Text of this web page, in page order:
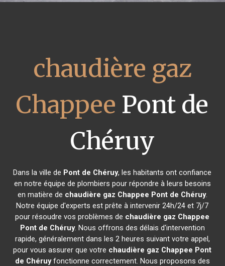
chaudière gaz
Chappee Pont de
Chéruy
Dans la ville de Pont de Chéruy, les habitants ont confiance
en notre équipe de plombiers pour répondre à leurs besoins
en matière de chaudière gaz Chappee Pont de Chéruy.
Notre équipe d'experts est prête à intervenir 24h/24 et 7j/7
pour résoudre vos problèmes de chaudière gaz Chappee
Pont de Chéruy. Nous offrons des délais d'intervention
rapide, généralement dans les 2 heures suivant votre appel,
pour vous assurer que votre chaudière gaz Chappee Pont
de Chéruyfonctionne correctement. Nous proposons des